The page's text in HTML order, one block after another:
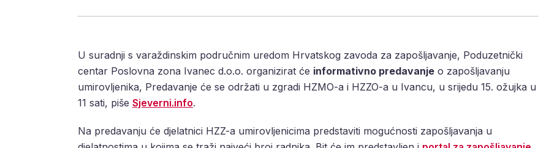
U suradnji s varaždinskim područnim uredom Hrvatskog zavoda za zapošljavanje, Poduzetnički
centar Poslovna zona Ivanec d.o.o. organizirat će informativno predavanje o zapošljavanju
umirovljenika, Predavanje će se održati u zgradi HZMO-a i HZZO-a u Ivancu, u srijedu 15. ožujka u
11 sati, piše Sjeverni.info.
Na predavanju će djelatnici HZZ-a umirovljenicima predstaviti mogućnosti zapošljavanja u